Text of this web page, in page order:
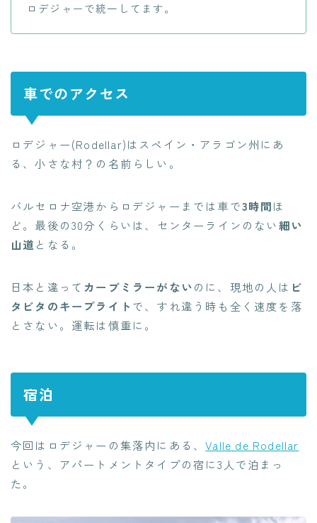
ロデジャーで統一してます。
車でのアクセス
ロデジャー(Rodellar)はスペイン・アラゴン州にあ
る、小さな村？の名前らしい。
バルセロナ空港からロデジャーまでは車で3時間ほ
ど。最後の30分くらいは、センターラインのない細い
山道 となる。
日本と違って カーブミラーがないのに、現地の人は ビ
タビタのキープライト で、すれ違う時も全く速度を落
とさない。運転は慎重に。
宿泊
今回はロデジャーの集落内にある、Valle de Rodellar
という、アパートメントタイプの宿に3人で泊まっ
た。